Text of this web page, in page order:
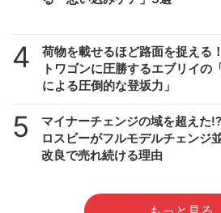
4
荷物を載せるほど路面を捉える
トワゴンに圧勝するエブリイの
による圧倒的な登坂力」
5
マイナーチェンジの域を超えた
ロスビーがフルモデルチェンジ
改良で売れ続ける理由